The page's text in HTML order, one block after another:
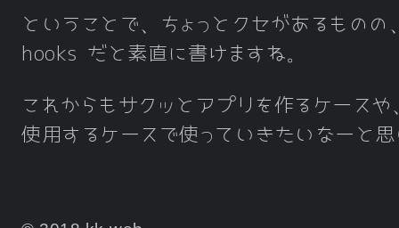
ということで、ちょっとクセがあるものの
hooks だと素直に書けますね。
これからもサクッとアプリを作るケース
使用するケースで使っていきたいなーと